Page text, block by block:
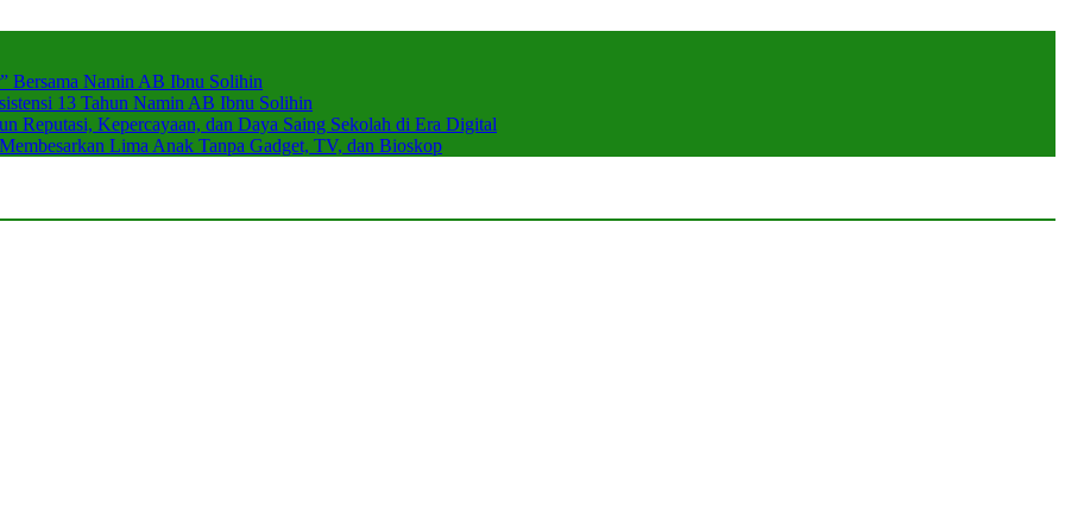
Bersama Namin AB Ibnu Solihin
13 Tahun Namin AB Ibnu Solihin
Reputasi, Kepercayaan, dan Daya Saing Sekolah di Era Digital
Lima Anak Tanpa Gadget, TV, dan Bioskop